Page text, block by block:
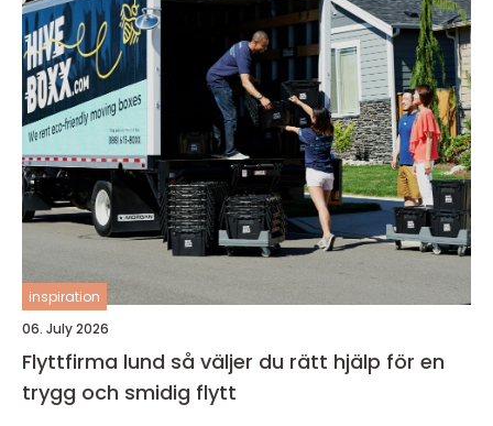
inspiration
06. July 2026
Flyttfirma lund så väljer du rätt hjälp för en
trygg och smidig flytt